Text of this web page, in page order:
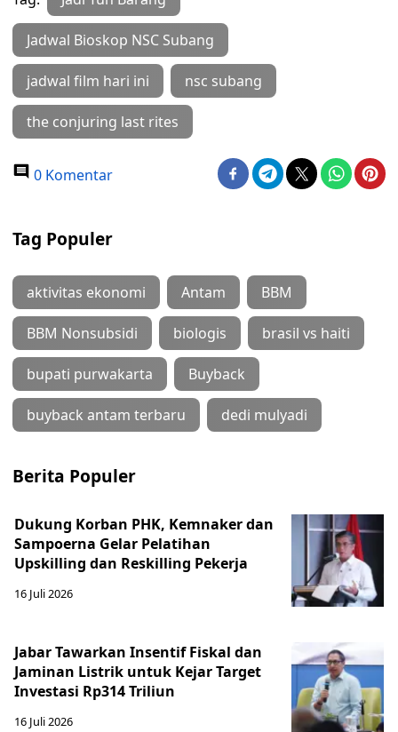
Jadwal Bioskop NSC Subang
jadwal film hari ini nsc subang
the conjuring last rites
0 Komentar
Tag Populer
aktivitas ekonomi Antam BBM
BBM Nonsubsidi biologis brasil vs haiti
bupati purwakarta Buyback
buyback antam terbaru dedi mulyadi
Berita Populer
Dukung Korban PHK, Kemnaker dan
Sampoerna Gelar Pelatihan
Upskilling dan Reskilling Pekerja
16 Juli 2026
Jabar Tawarkan Insentif Fiskal dan
Jaminan Listrik untuk Kejar Target
Investasi Rp314 Triliun
16 Juli 2026